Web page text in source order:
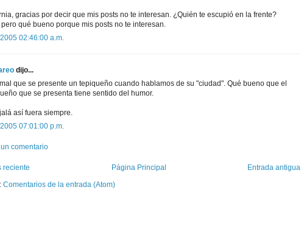
gracias por decir que mis posts no te interesan. ¿Quién te escupió en la frente?
pero qué bueno porque mis posts no te interesan.
02:46:00 a.m.
dijo...
que se presente un tepiqueño cuando hablamos de su "ciudad". Qué bueno que el
que se presenta tiene sentido del humor.
así fuera siempre.
07:01:00 p.m.
comentario
reciente Entrada antigua
Página Principal
Comentarios de la entrada (Atom)